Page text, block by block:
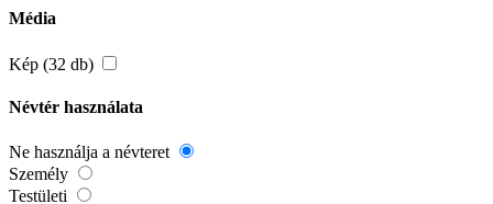
Média
Kép (32 db)
Névtér használata
Ne használja a névteret
Személy
Testületi